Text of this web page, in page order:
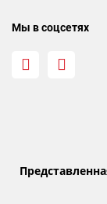
Мы в соцсетях